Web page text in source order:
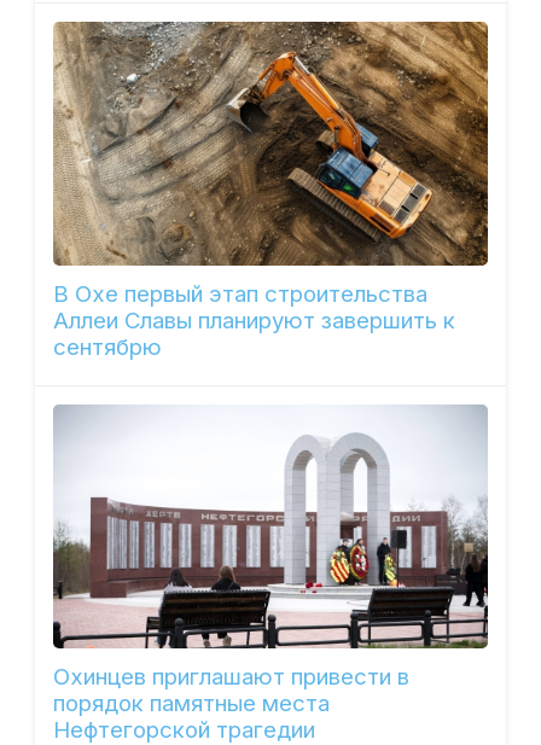
В Охе первый этап строительства
Аллеи Славы планируют завершить к
сентябрю
Охинцев приглашают привести в
порядок памятные места
Нефтегорской трагедии